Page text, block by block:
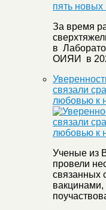
За время
в
ОИЯИ в
связали
любовью к
Ученые из
провели
связанных
вакцинами,